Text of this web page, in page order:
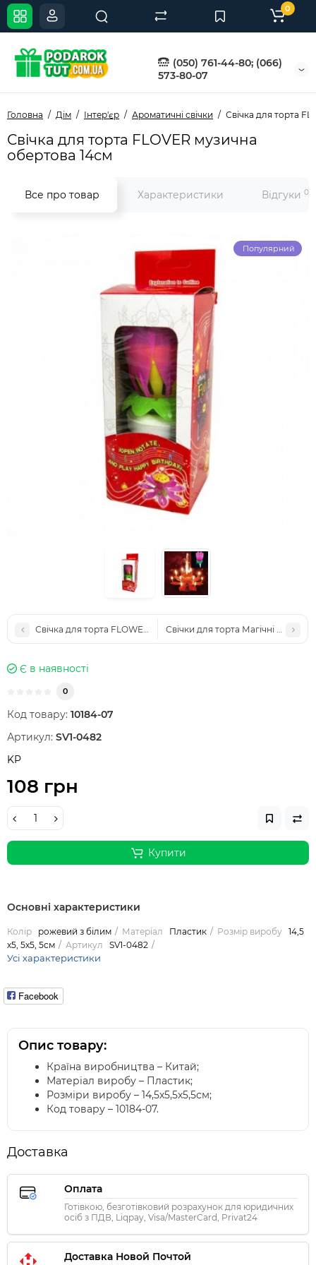
(050) 761-44-80; (066)
573-80-07
0
Головна Дім Інтер'єр Ароматичні свічки Свічка для торта
Свічка для торта FLOVER музична
обертова 14см
Все про товар Характеристики Відгуки 0
Популярний
Свічка для торта FLOWER музична 13смСвічки для торта Магічні (уп 10шт)
Є в наявності
0
Код товару: 10184-07
Артикул: SV1-0482
KP
108 грн
Купити
Основні характеристики
Колір рожевий з білим Матеріал Пластик Розмір виробу 14,5
х5, 5х5, 5см
Артикул SV1-0482
Усі характеристики
Facebook
Опис товару:
Країна виробництва – Китай;
Матеріал виробу – Пластик;
Розміри виробу – 14,5х5,5х5,5см;
Код товару – 10184-07.
Доставка
Оплата
Готівкою, безготівковий розрахунок для юридичних
осіб з ПДВ, Liqpay, Visa/MasterCard, Privat24
Доставка Новой Почтой